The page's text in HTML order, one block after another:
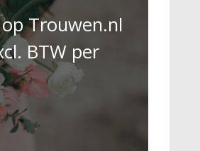
Trouwen.nl
BTW per